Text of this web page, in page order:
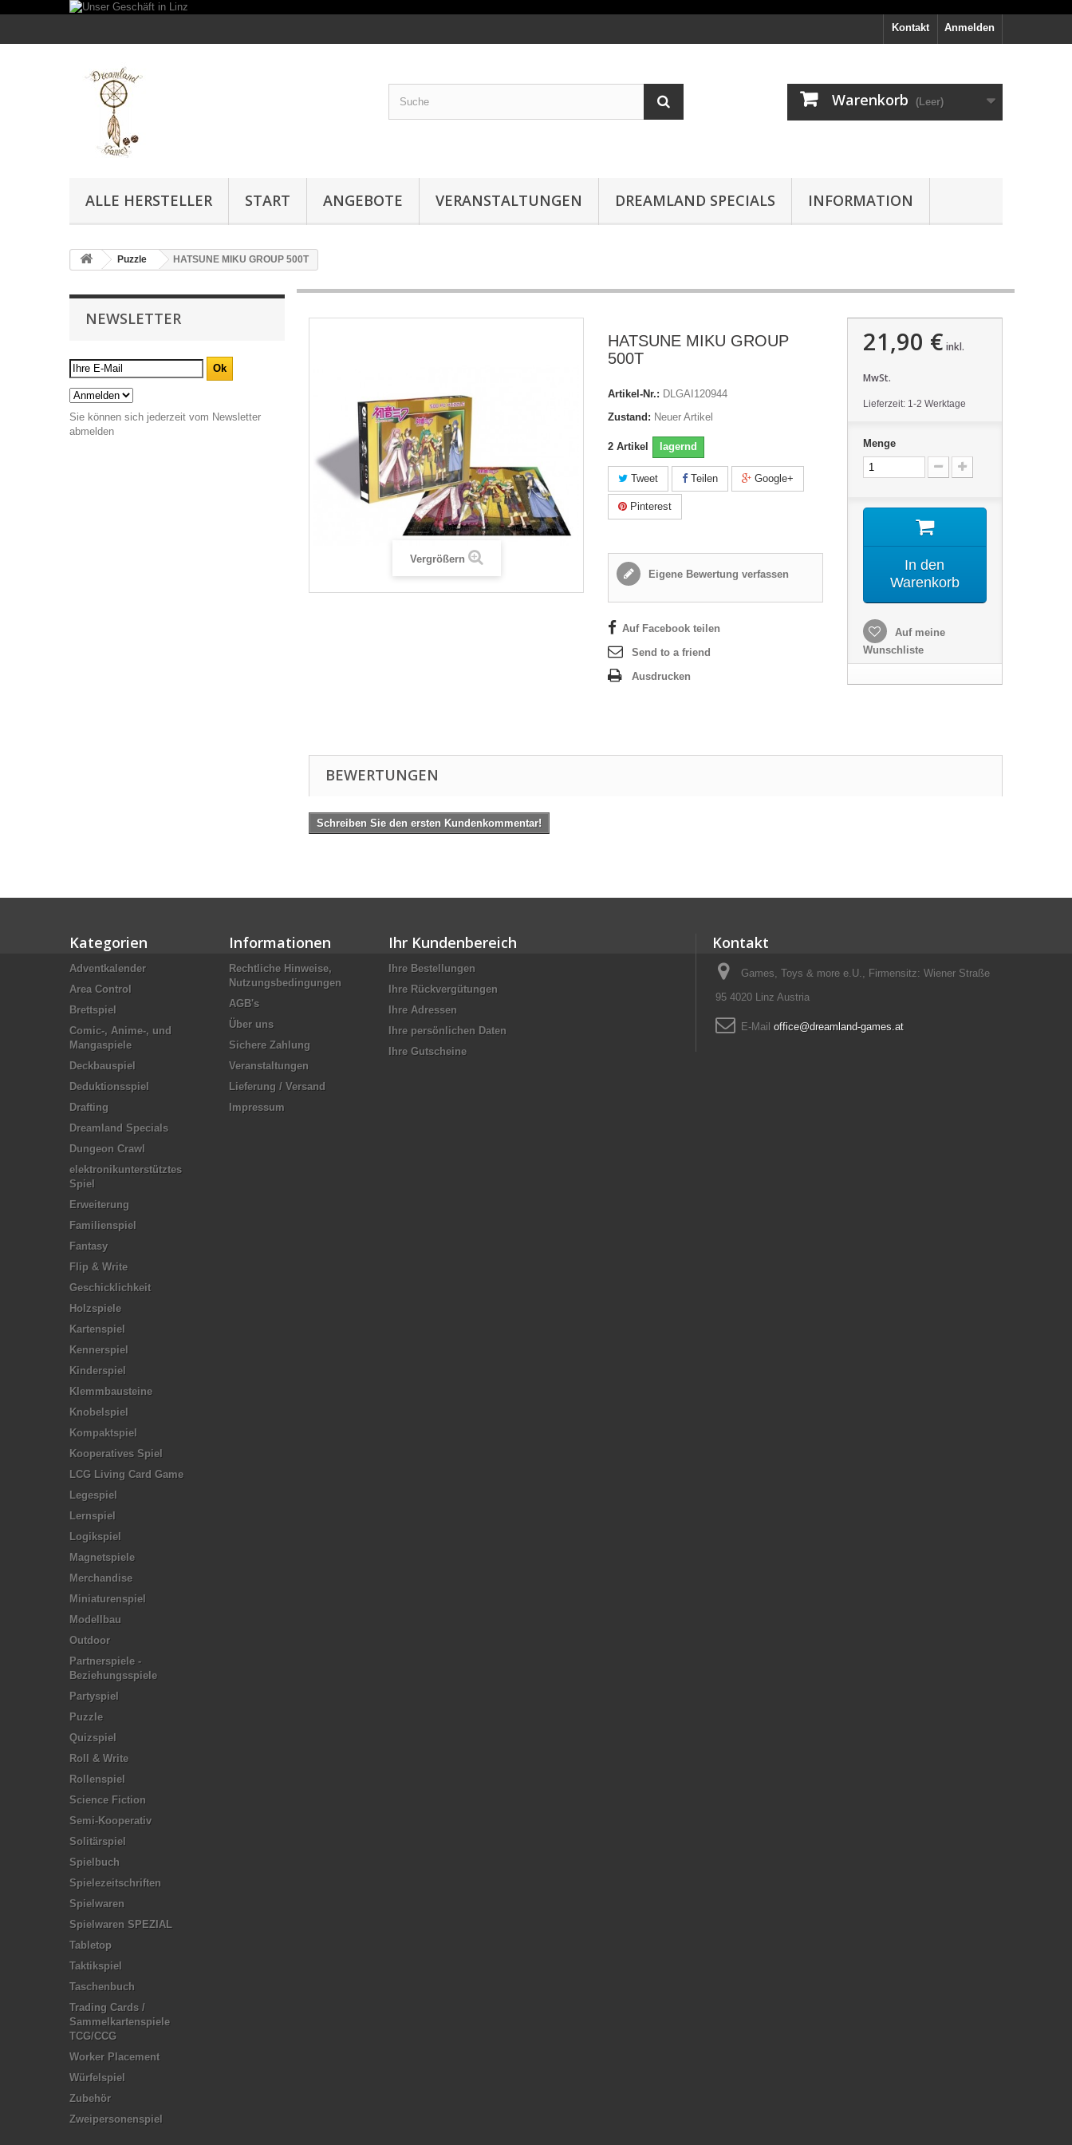
Anmelden
Kontakt
Warenkorb (Leer)
ALLE HERSTELLER START ANGEBOTE VERANSTALTUNGEN DREAMLAND SPECIALS INFORMATION
Puzzle HATSUNE MIKU GROUP 500T
NEWSLETTER
Sie können sich jederzeit vom Newsletter
abmelden
Vergrößern
HATSUNE MIKU GROUP
500T
Artikel-Nr.: DLGAI120944
Zustand: Neuer Artikel
2 Artikel lagernd
Tweet Teilen Google+
Pinterest
Eigene Bewertung verfassen
Auf Facebook teilen
Send to a friend
Ausdrucken
21,90 € inkl.
MwSt.
Lieferzeit: 1-2 Werktage
Menge
In den
Warenkorb
Auf meine
Wunschliste
BEWERTUNGEN
Schreiben Sie den ersten Kundenkommentar!
Kategorien
Adventkalender
Area Control
Brettspiel
Comic-, Anime-, und
Mangaspiele
Deckbauspiel
Deduktionsspiel
Drafting
Dreamland Specials
Dungeon Crawl
elektronikunterstütztes
Spiel
Erweiterung
Familienspiel
Fantasy
Flip & Write
Geschicklichkeit
Holzspiele
Kartenspiel
Kennerspiel
Kinderspiel
Klemmbausteine
Knobelspiel
Kompaktspiel
Kooperatives Spiel
LCG Living Card Game
Legespiel
Lernspiel
Logikspiel
Magnetspiele
Merchandise
Miniaturenspiel
Modellbau
Outdoor
Partnerspiele -
Beziehungsspiele
Partyspiel
Puzzle
Quizspiel
Roll & Write
Rollenspiel
Science Fiction
Semi-Kooperativ
Solitärspiel
Spielbuch
Spielezeitschriften
Spielwaren
Spielwaren SPEZIAL
Tabletop
Taktikspiel
Taschenbuch
Trading Cards /
Sammelkartenspiele
TCG/CCG
Worker Placement
Würfelspiel
Zubehör
Zweipersonenspiel
Informationen
Rechtliche Hinweise,
Nutzungsbedingungen
AGB's
Über uns
Sichere Zahlung
Veranstaltungen
Lieferung / Versand
Impressum
Ihr Kundenbereich
Ihre Bestellungen
Ihre Rückvergütungen
Ihre Adressen
Ihre persönlichen Daten
Ihre Gutscheine
Kontakt
Games, Toys & more e.U., Firmensitz: Wiener Straße
95 4020 Linz Austria
E-Mail office@dreamland-games.at